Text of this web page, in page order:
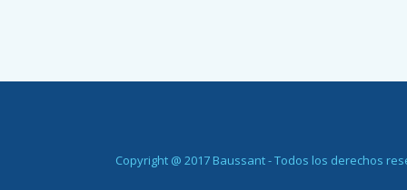
Copyright @ 2017 Baussant - Todos los derechos